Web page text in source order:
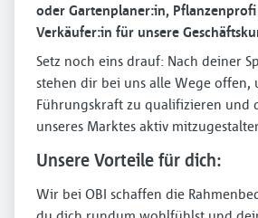
oder Gartenplaner:in, Pflanzenprofi
Verkäufer:in für unsere
Setz noch eins drauf: Nach deiner
stehen dir bei uns alle Wege offen,
Führungskraft zu qualifizieren und
unseres Marktes aktiv
Unsere Vorteile für dich:
Wir bei OBI schaffen die